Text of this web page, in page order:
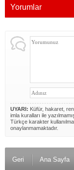
Yorumlar
UYARI: Küfür, hakaret,
imla kuralları ile
Türkçe karakter
onaylanmamaktadır.
Geri Ana Sayfa